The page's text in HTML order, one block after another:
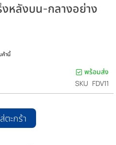
งหลังบน-กลางอย่าง
ค้านี้
พร้อมส่ง
SKU FDV11
ตะกร้า